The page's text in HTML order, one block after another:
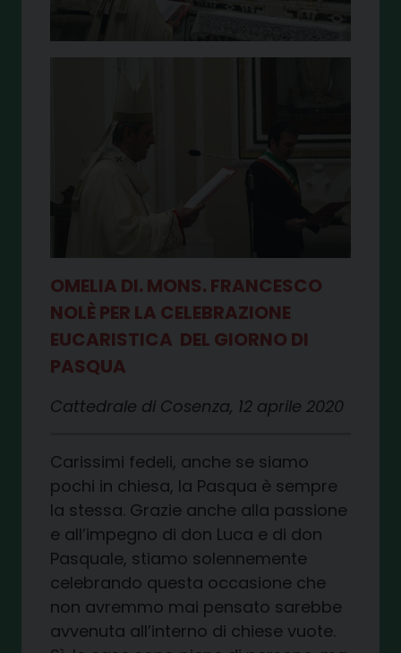
OMELIA DI. MONS. FRANCESCO
NOLÈ PER LA CELEBRAZIONE
EUCARISTICA DEL GIORNO DI
PASQUA
Cattedrale di Cosenza, 12 aprile 2020
Carissimi fedeli, anche se siamo
pochi in chiesa, la Pasqua è sempre
la stessa. Grazie anche alla passione
e all’impegno di don Luca e di don
Pasquale, stiamo solennemente
celebrando questa occasione che
non avremmo mai pensato sarebbe
avvenuta all’interno di chiese vuote.